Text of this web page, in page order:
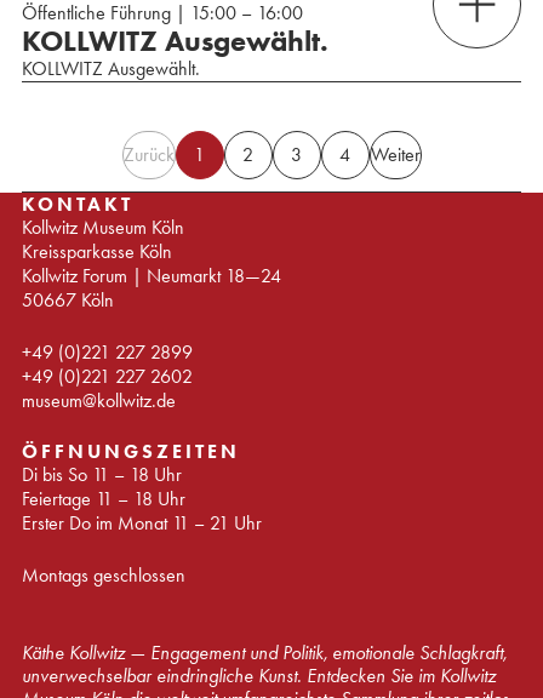
Öffentliche Führung | 15:00 – 16:00
KOLLWITZ Ausgewählt.
KOLLWITZ Ausgewählt.
Zurück 1 2 3 4 Weiter
KONTAKT
Kollwitz Museum Köln
Kreissparkasse Köln
Kollwitz Forum | Neumarkt 18—24
50667 Köln
+49 (0)221 227 2899
+49 (0)221 227 2602
museum@kollwitz.de
ÖFFNUNGSZEITEN
Di bis So 11 – 18 Uhr
Feiertage 11 – 18 Uhr
Erster Do im Monat 11 – 21 Uhr
Montags geschlossen
Käthe Kollwitz — Engagement und Politik, emotionale Schlagkraft,
unverwechselbar eindringliche Kunst. Entdecken Sie im Kollwitz